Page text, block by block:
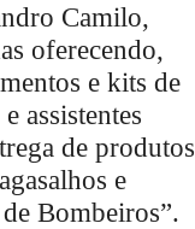
Camilo,
oferecendo,
e kits de
assistentes
de produtos
e
Bombeiros”.